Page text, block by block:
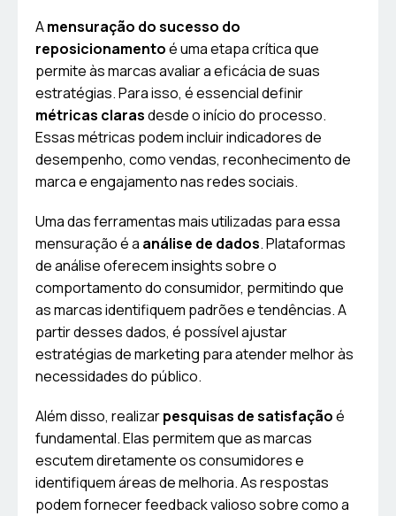
Amensuração do sucesso do
reposicionamentoé uma etapa crítica que
permite às marcas avaliar a eficácia de suas
estratégias. Para isso, é essencial definir
métricas clarasdesde o início do processo.
Essas métricas podem incluir indicadores de
desempenho, como vendas, reconhecimento de
marca e engajamento nas redes sociais.
Uma das ferramentas mais utilizadas para essa
mensuração é a análise de dados. Plataformas
de análise oferecem insights sobre o
comportamento do consumidor, permitindo que
as marcas identifiquem padrões e tendências. A
partir desses dados, é possível ajustar
estratégias de marketing para atender melhor às
necessidades do público.
Além disso, realizarpesquisas de satisfaçãoé
fundamental. Elas permitem que as marcas
escutem diretamente os consumidores e
identifiquem áreas de melhoria. As respostas
podem fornecer feedback valioso sobre como a